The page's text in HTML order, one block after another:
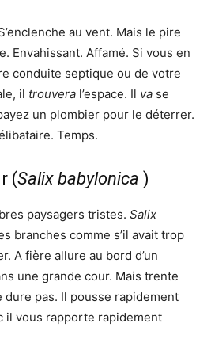
au vent. Mais le pire
Envahissant. Affamé. Si vous en
conduite septique ou de votre
il trouvera l’espace. Il va se
un plombier pour le déterrer.
Temps.
(Salix babylonica )
paysagers tristes. Salix
branches comme s’il avait trop
A fière allure au bord d’un
une grande cour. Mais trente
dure pas. Il pousse rapidement
il vous rapporte rapidement